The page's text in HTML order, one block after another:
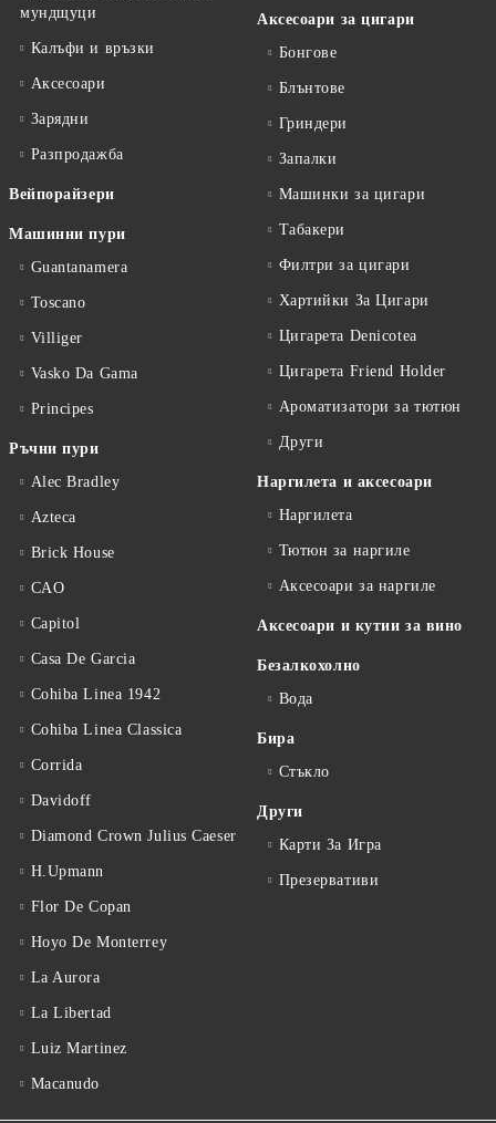
мундщуци
Калъфи и връзки
Аксесоари
Зарядни
Разпродажба
Вейпорайзери
Машинни пури
Guantanamera
Toscano
Villiger
Vasko Da Gama
Principes
Ръчни пури
Alec Bradley
Azteca
Brick House
CAO
Capitol
Casa De Garcia
Cohiba Linea 1942
Cohiba Linea Classica
Corrida
Davidoff
Diamond Crown Julius Caeser
H.Upmann
Flor De Copan
Hoyo De Monterrey
La Aurora
La Libertad
Luiz Martinez
Macanudo
Аксесоари за цигари
Бонгове
Блънтове
Гриндери
Запалки
Машинки за цигари
Табакери
Филтри за цигари
Хартийки За Цигари
Цигарета Denicotea
Цигарета Friend Holder
Ароматизатори за тютюн
Други
Наргилета и аксесоари
Наргилета
Тютюн за наргиле
Аксесоари за наргиле
Аксесоари и кутии за вино
Безалкохолно
Вода
Бира
Стъкло
Други
Карти За Игра
Презервативи